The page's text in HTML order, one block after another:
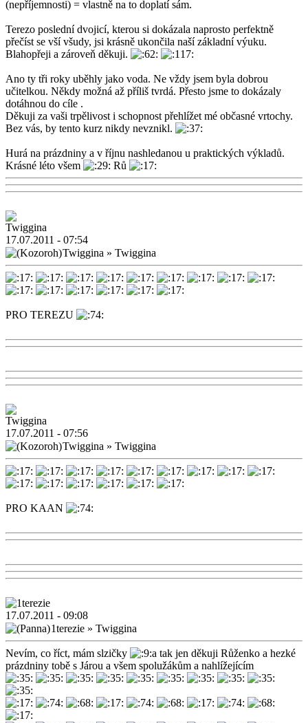
(nepříjemnosti) = vlastně na to doplatí sám.
Terezo poslední dvojicí, kterou si dokázala naprosto perfektně
přečíst se vší všudy, jsi krásně ukončila naší základní výuku.
Blahopřeji a zároveň děkuji.
Ano ty tři roky uběhly jako voda. Ne vždy jsem byla dobrou
učitelkou. Někdy možná až příliš tvrdá. Přesto jsme to dokázaly
dotáhnou do cíle .
Děkuji za vaši trpělivost i schopnost přehlížet mé občasné vrtochy.
Bez vás, by tento kurz nikdy nevznikl.
Hurá na prázdniny a v říjnu nashledanou u praktických výkladů.
Krásné léto všem
Rů
17.07.2011 - 07:54
Twiggina » Twiggina
PRO TEREZU
17.07.2011 - 07:56
Twiggina » Twiggina
PRO KAAN
17.07.2011 - 09:08
1terezie » Twiggina
Nevím, co říct, mám slzičky
a tak jen děkuji Růženko a hezké
prázdniny tobě s Járou a všem spolužákům a nahlížejícím